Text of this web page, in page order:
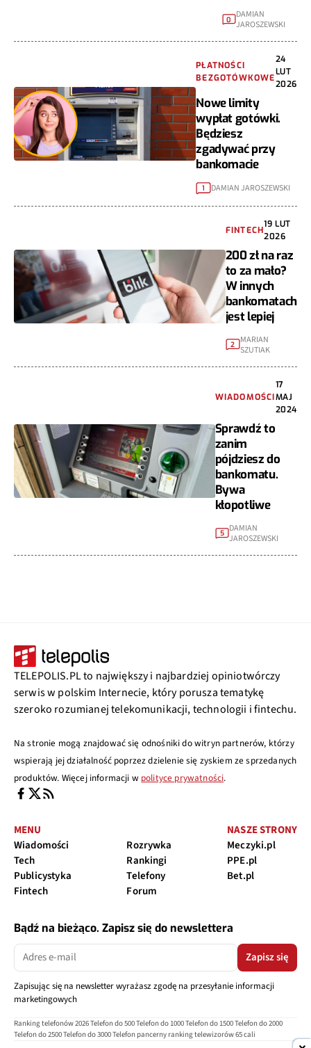
0 DAMIAN
JAROSZEWSKI
PŁATNOŚCI
BEZGOTÓWKOWE
24
LUT
2026
Nowe limity
wypłat gotówki.
Będziesz
zgadywać przy
bankomacie
1 DAMIAN JAROSZEWSKI
FINTECH
19 LUT
2026
200 zł na raz
to za mało?
W innych
bankomatach
jest lepiej
2 MARIAN
SZUTIAK
WIADOMOŚCI
17
MAJ
2024
Sprawdź to
zanim
pójdziesz do
bankomatu.
Bywa
kłopotliwe
5 DAMIAN
JAROSZEWSKI
TELEPOLIS.PL to największy i najbardziej opiniotwórczy
serwis w polskim Internecie, który porusza tematykę
szeroko rozumianej telekomunikacji, technologii i fintechu.
Na stronie mogą znajdować się odnośniki do witryn partnerów, którzy
wspierają jej działalność poprzez dzielenie się zyskiem ze sprzedanych
produktów. Więcej informacji w polityce prywatności.
MENU
Wiadomości
Tech
Publicystyka
Fintech
Rozrywka
Rankingi
Telefony
Forum
NASZE STRONY
Meczyki.pl
PPE.pl
Bet.pl
Bądź na bieżąco. Zapisz się do newslettera
Zapisz się
Zapisując się na newsletter wyrażasz zgodę na przesyłanie informacji
marketingowych
Ranking telefonów 2026Telefon do 500Telefon do 1000Telefon do 1500Telefon do 2000
Telefon do 2500Telefon do 3000Telefon pancerny ranking telewizorów 65 cali